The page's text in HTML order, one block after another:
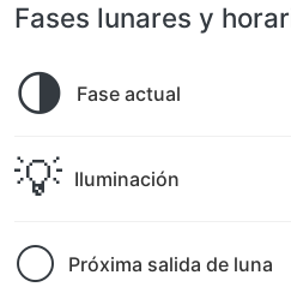
Fases lunares y
🌗 Fase actual
💡 Iluminación
🌕 Próxima salida de luna